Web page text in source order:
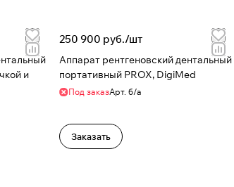
и
250 900 руб./шт
Аппарат рентгеновский дентальный
портативный PROX, DigiMed
Под заказАрт. б/а
Заказать